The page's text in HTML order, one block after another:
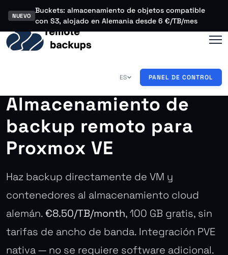
NUEVO
Buckets: almacenamiento de objetos compatible
con S3, alojado en Alemania desde 6 €/TB/mes
ES PANEL DE CONTROL
Almacenamiento de
backup remoto para
Proxmox VE
Haz backup directamente de VM y
contenedores al almacenamiento cloud
alemán.€8.50/TB/month, 100 GB gratis, sin
tarifas de ancho de banda. Integración PVE
nativa — no se requiere software adicional.